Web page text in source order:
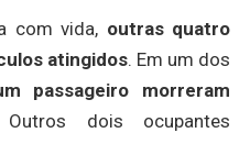
com vida, outras quatro
atingidos. Em um dos
passageiro morreram
dois ocupantes